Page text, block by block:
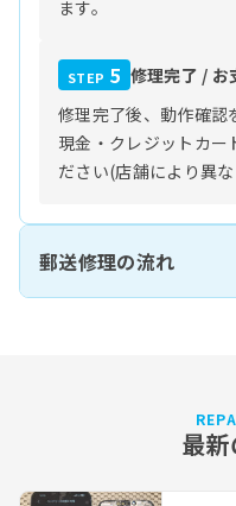
ます。
STEP 5 修理完了 / お
修理完了後、動作確認
現金・クレジットカー
ださい(店舗により異な
郵送修理の流れ
最